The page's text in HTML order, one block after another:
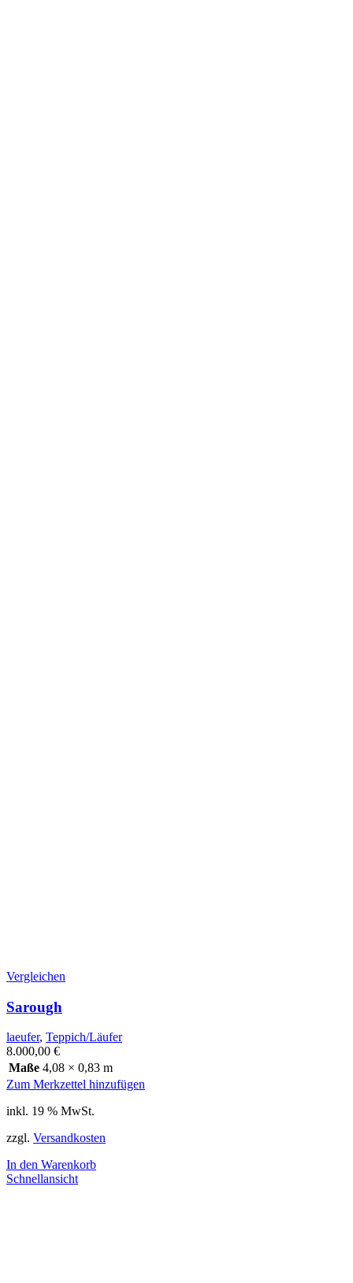
Vergleichen
Sarough
laeufer, Teppich/Läufer
8.000,00 €
Maße 4,08 × 0,83 m
Zum Merkzettel hinzufügen
inkl. 19 % MwSt.
zzgl. Versandkosten
In den Warenkorb
Schnellansicht